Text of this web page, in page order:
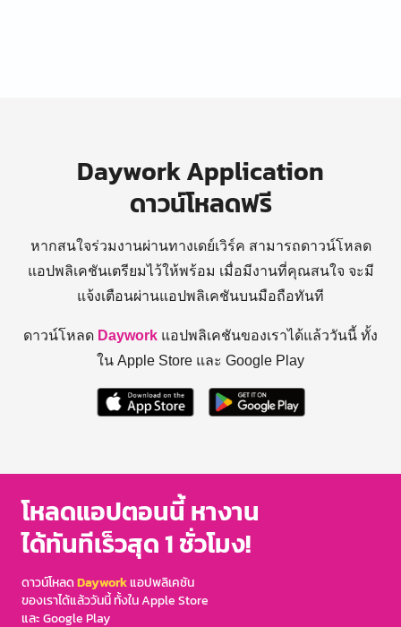
Daywork Application
ดาวน์โหลดฟรี
หากสนใจร่วมงานผ่านทางเดย์เวิร์ค สามารถดาวน์โหลด
แอปพลิเคชันเตรียมไว้ให้พร้อม เมื่อมีงานที่คุณสนใจ จะมี
แจ้งเตือนผ่านแอปพลิเคชันบนมือถือทันที
ดาวน์โหลด Daywork แอปพลิเคชันของเราได้แล้ววันนี้ ทั้ง
ใน Apple Store และ Google Play
โหลดแอปตอนนี้ หางาน
ได้ทันทีเร็วสุด 1 ชั่วโมง!
ดาวน์โหลดDayworkแอปพลิเคชัน
ของเราได้แล้ววันนี้ ทั้งใน Apple Store
และ Google Play